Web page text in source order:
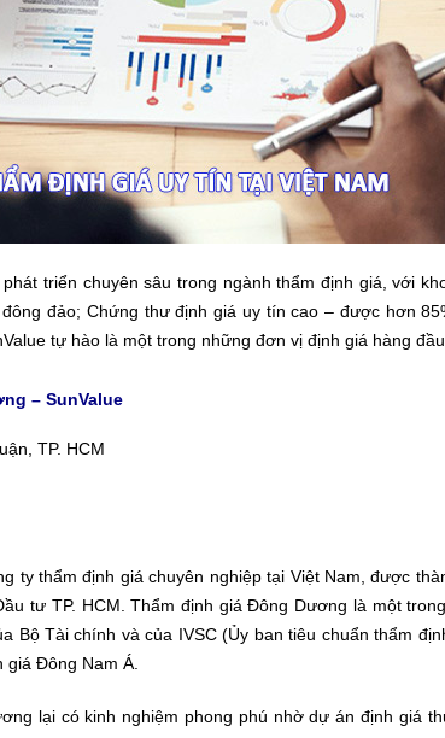
triển chuyên sâu trong ngành thẩm định giá, với
đảo; Chứng thư định giá uy tín cao – được hơn
tự hào là một trong những đơn vị định giá hàng đầu
– SunValue
TP. HCM
ty thẩm định giá chuyên nghiệp tại Việt Nam, được
tư TP. HCM. Thẩm định giá Đông Dương là một
Bộ Tài chính và của IVSC (Ủy ban tiêu chuẩn thẩm
Đông Nam Á.
lại có kinh nghiệm phong phú nhờ dự án định giá